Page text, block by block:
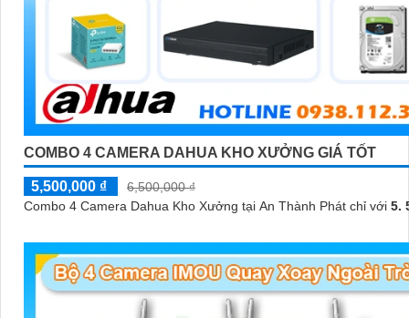
COMBO 4 CAMERA DAHUA KHO XƯỞNG GIÁ TỐT
5,500,000 ₫
6,500,000 ₫
Combo 4 Camera Dahua Kho Xưởng tại An Thành Phát chỉ với 5.